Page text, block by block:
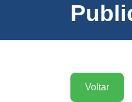
Voltar